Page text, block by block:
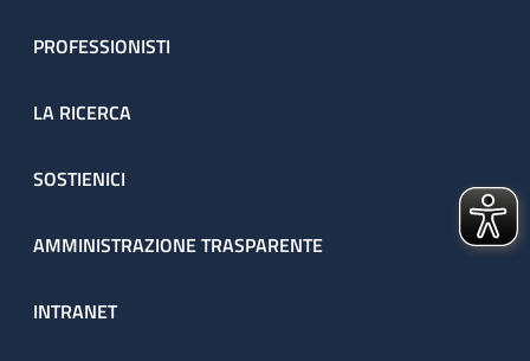
PROFESSIONISTI
LA RICERCA
SOSTIENICI
AMMINISTRAZIONE TRASPARENTE
INTRANET